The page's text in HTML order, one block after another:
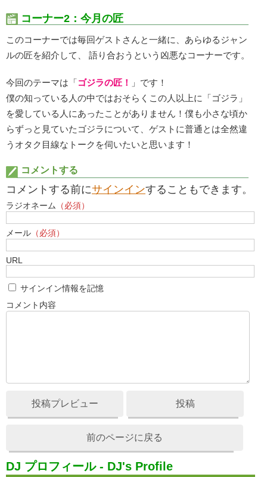
コーナー2：今月の匠
このコーナーでは毎回ゲストさんと一緒に、あらゆるジャン
ルの匠を紹介して、 語り合おうという凶悪なコーナーです。
今回のテーマは「ゴジラの匠！
」です！
僕の知っている人の中ではおそらくこの人以上に「ゴジラ」
を愛している人にあったことがありません！僕も小さな頃か
らずっと見ていたゴジラについて、ゲストに普通とは全然違
うオタク目線なトークを伺いたいと思います！
コメントする
コメントする前にサインインすることもできます。
ラジオネーム （必須）
メール （必須）
URL
サインイン情報を記憶
コメント内容
投稿プレビュー 投稿
前のページに戻る
DJ プロフィール - DJ's Profile